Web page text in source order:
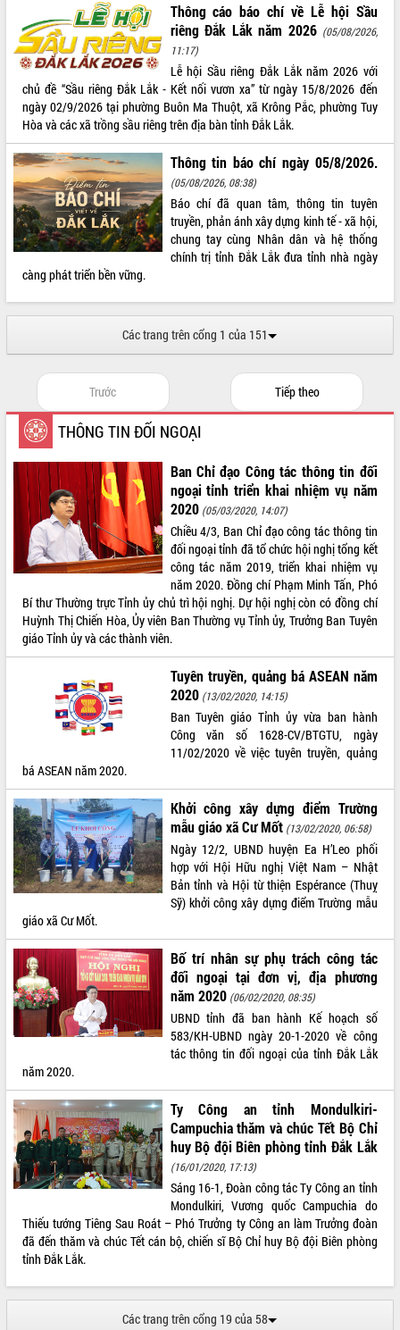
VIDEO
Loading the player...
Khám bệnh, cấp phát thuốc miễn phí
và tặng quà người dân xã Cư Pui
Hội nghị UBND tỉnh Đắk Lắk thường kỳ
tháng 7/2026
Nam Anh hùng” và trao Huân chương
UBND tỉnh Đắk Lắk triển khai nhiệm
vụ 6 tháng cuối năm 2026
Kỳ họp thứ Hai, Hội đồng nhân dân
tỉnh khóa XI quyết nghị nhiều nội dung
quan trọng
Bí thư Tỉnh ủy Lương Nguyễn Minh
Triết thăm, tặng quà người có công với
cách mạng
Rà soát, hoàn thiện hệ thống thiết chế
văn hóa, thể thao đáp ứng yêu cầu
phát triển mới
Thường trực HĐND tỉnh Đắk Lắk gặp
mặt Đoàn chuyên gia y tế TP. Hồ Chí
Minh
Lễ truy điệu và an táng hài cốt liệt sĩ
tại Nghĩa trang Liệt sĩ xã Sơn Hòa
xuất khẩu sầu riêng và triển khai quy
định EUDR
Thứ trưởng Bộ Nông nghiệp và Môi
trường Nguyễn Hoàng Hiệp khảo sát
vùng trồng và doanh nghiệp đóng gói
sầu riêng tại Đắk Lắk
Trình diễn nghệ thuật chế biến các
món ăn từ sầu riêng
Đắk Lắk công bố Quy hoạch và xúc
tiến đầu tư tỉnh
Ngành cá ngừ Đắk Lắk chủ động thích
ứng để giữ vững thị trường xuất khẩu
Diễn đàn Kinh tế tư nhân Việt Nam đột
phá cơ chế - Hợp tác công tư
Đề án 06 tạo bước ngoặt đột phá trong
cải cách hành chính tỉnh Đắk Lắk
Kết nối tour, đẩy mạnh chuyển đổi số
để phát triển du lịch Đắk Lắk
Khởi động Dự án Đầu tư xây dựng hạ
tầng kỹ thuật Cụm công nghiệp Tân
Tiến
Gặp mặt các cơ quan báo chí nhân Kỷ
niệm 101 năm Ngày Báo chí Cách
mạng Việt Nam
Đắk Lắk sơ kết 4 năm triển khai thực
hiện Đề án 06 của Chính phủ
Họp báo thông tin về Hội nghị Công bố
Quy hoạch và Xúc tiến đầu tư tỉnh Đắk
Lắk
Khơi thông điểm nghẽn, đẩy nhanh
HĐND tỉnh thông qua điều chỉnh Quy
hoạch tỉnh thời kỳ 2021-2030
ALBUM ẢNH
LIÊN KẾT WEB
THỐNG KÊ TRUY CẬP
Hôm nay: 25604
Thông cáo báo chí về Lễ hội Sầu
riêng Đắk Lắk năm 2026 (05/08/2026,
11:17)
Lễ hội Sầu riêng Đắk Lắk năm 2026 với
chủ đề “Sầu riêng Đắk Lắk - Kết nối vươn xa” từ ngày 15/8/2026 đến
ngày 02/9/2026 tại phường Buôn Ma Thuột, xã Krông Pắc, phường Tuy
Hòa và các xã trồng sầu riêng trên địa bàn tỉnh Đắk Lắk.
Thông tin báo chí ngày 05/8/2026.
(05/08/2026, 08:38)
Báo chí đã quan tâm, thông tin tuyên
truyền, phản ánh xây dựng kinh tế - xã hội,
chung tay cùng Nhân dân và hệ thống
chính trị tỉnh Đắk Lắk đưa tỉnh nhà ngày
càng phát triển bền vững.
Các trang trên cổng 1 của 151
Trước Tiếp theo
THÔNG TIN ĐỐI NGOẠI
Ban Chỉ đạo Công tác thông tin đối
ngoại tỉnh triển khai nhiệm vụ năm
2020 (05/03/2020, 14:07)
Chiều 4/3, Ban Chỉ đạo công tác thông tin
đối ngoại tỉnh đã tổ chức hội nghị tổng kết
công tác năm 2019, triển khai nhiệm vụ
năm 2020. Đồng chí Phạm Minh Tấn, Phó
Bí thư Thường trực Tỉnh ủy chủ trì hội nghị. Dự hội nghị còn có đồng chí
Huỳnh Thị Chiến Hòa, Ủy viên Ban Thường vụ Tỉnh ủy, Trưởng Ban Tuyên
giáo Tỉnh ủy và các thành viên.
Tuyên truyền, quảng bá ASEAN năm
2020 (13/02/2020, 14:15)
Ban Tuyên giáo Tỉnh ủy vừa ban hành
Công văn số 1628-CV/BTGTU, ngày
11/02/2020 về việc tuyên truyền, quảng
bá ASEAN năm 2020.
Khởi công xây dựng điểm Trường
mẫu giáo xã Cư Mốt (13/02/2020, 06:58)
Ngày 12/2, UBND huyện Ea H’Leo phối
hợp với Hội Hữu nghị Việt Nam – Nhật
Bản tỉnh và Hội từ thiện Espérance (Thuỵ
Sỹ) khởi công xây dựng điểm Trường mẫu
giáo xã Cư Mốt.
Bố trí nhân sự phụ trách công tác
đối ngoại tại đơn vị, địa phương
năm 2020 (06/02/2020, 08:35)
UBND tỉnh đã ban hành Kế hoạch số
583/KH-UBND ngày 20-1-2020 về công
tác thông tin đối ngoại của tỉnh Đắk Lắk
năm 2020.
Ty Công an tỉnh Mondulkiri-
Campuchia thăm và chúc Tết Bộ Chỉ
huy Bộ đội Biên phòng tỉnh Đắk Lắk
(16/01/2020, 17:13)
Sáng 16-1, Đoàn công tác Ty Công an tỉnh
Mondulkiri, Vương quốc Campuchia do
Thiếu tướng Tiêng Sau Roát – Phó Trưởng ty Công an làm Trưởng đoàn
đã đến thăm và chúc Tết cán bộ, chiến sĩ Bộ Chỉ huy Bộ đội Biên phòng
tỉnh Đắk Lắk.
Các trang trên cổng 19 của 58